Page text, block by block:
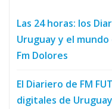
Las 24 horas: los
Uruguay y el
Fm Dolores
El Diariero de FM
digitales de